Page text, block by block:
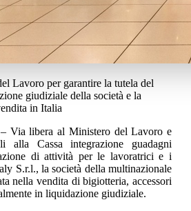
Lavoro per garantire la tutela del
giudiziale della società e la
in Italia
Via libera al Ministero del Lavoro e
alla Cassa integrazione guadagni
di attività per le lavoratrici e i
S.r.l., la società della multinazionale
nella vendita di bigiotteria, accessori
in liquidazione giudiziale.